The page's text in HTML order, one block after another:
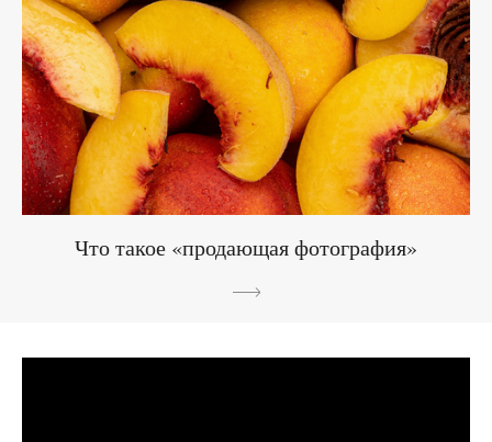
Что такое «продающая фотография»